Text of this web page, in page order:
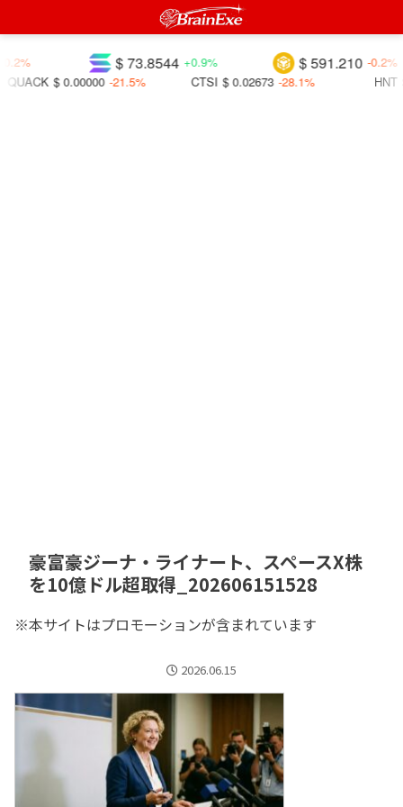
$ 591.210 -0.2%
$ 73.8544 +0.9%
HNT
CTSI $ 0.02673 -28.1%
QUACK $ 0.00000 -21.5%
豪富豪ジーナ・ライナート、スペースX株
を10億ドル超取得_202606151528
※本サイトはプロモーションが含まれています
2026.06.15